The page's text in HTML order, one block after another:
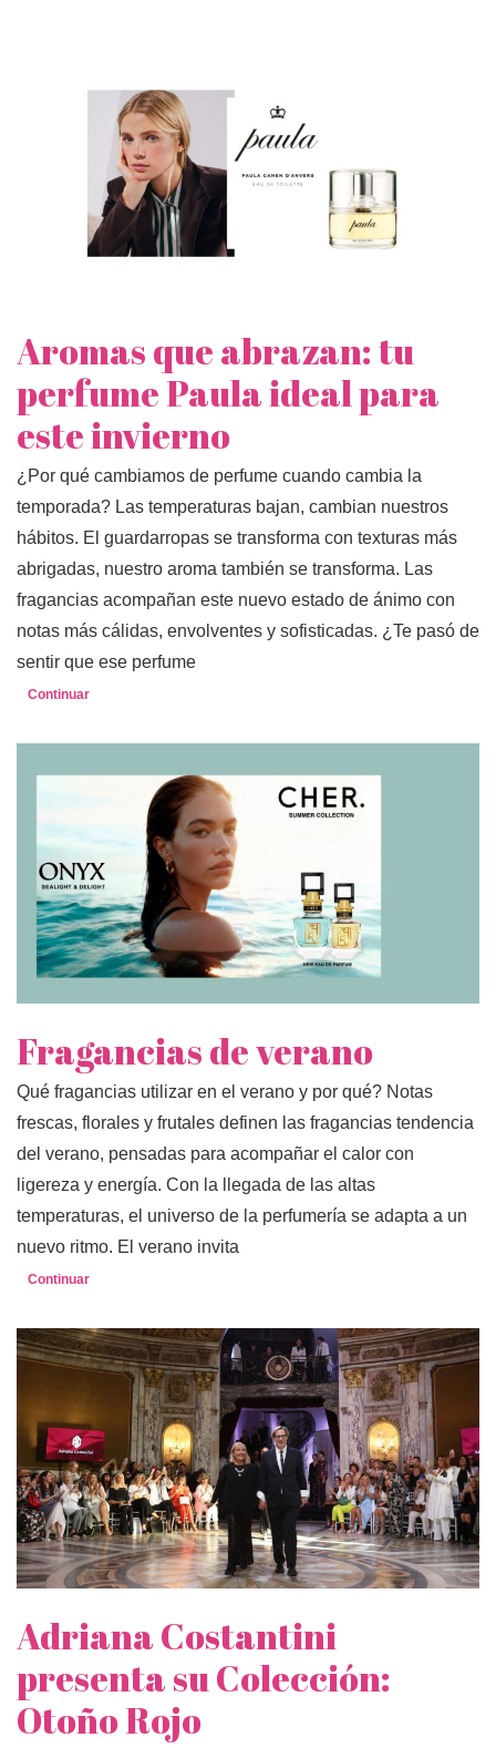
Aromas que abrazan: tu
perfume Paula ideal para
este invierno
¿Por qué cambiamos de perfume cuando cambia la
temporada? Las temperaturas bajan, cambian nuestros
hábitos. El guardarropas se transforma con texturas más
abrigadas, nuestro aroma también se transforma. Las
fragancias acompañan este nuevo estado de ánimo con
notas más cálidas, envolventes y sofisticadas. ¿Te pasó de
sentir que ese perfume
Continuar
Fragancias de verano
Qué fragancias utilizar en el verano y por qué? Notas
frescas, florales y frutales definen las fragancias tendencia
del verano, pensadas para acompañar el calor con
ligereza y energía. Con la llegada de las altas
temperaturas, el universo de la perfumería se adapta a un
nuevo ritmo. El verano invita
Continuar
Adriana Costantini
presenta su Colección:
Otoño Rojo